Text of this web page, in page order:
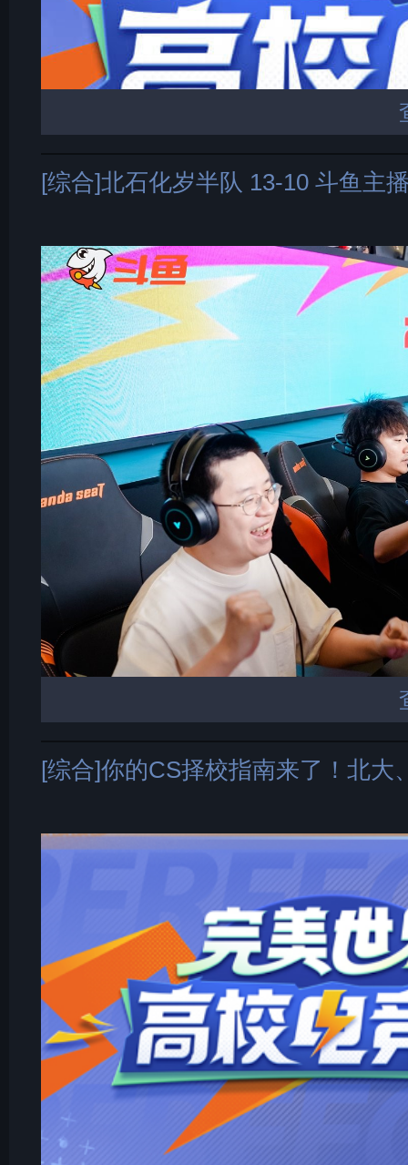
[综合]北石化岁半队 13-10 斗鱼主
[综合]你的CS择校指南来了！北